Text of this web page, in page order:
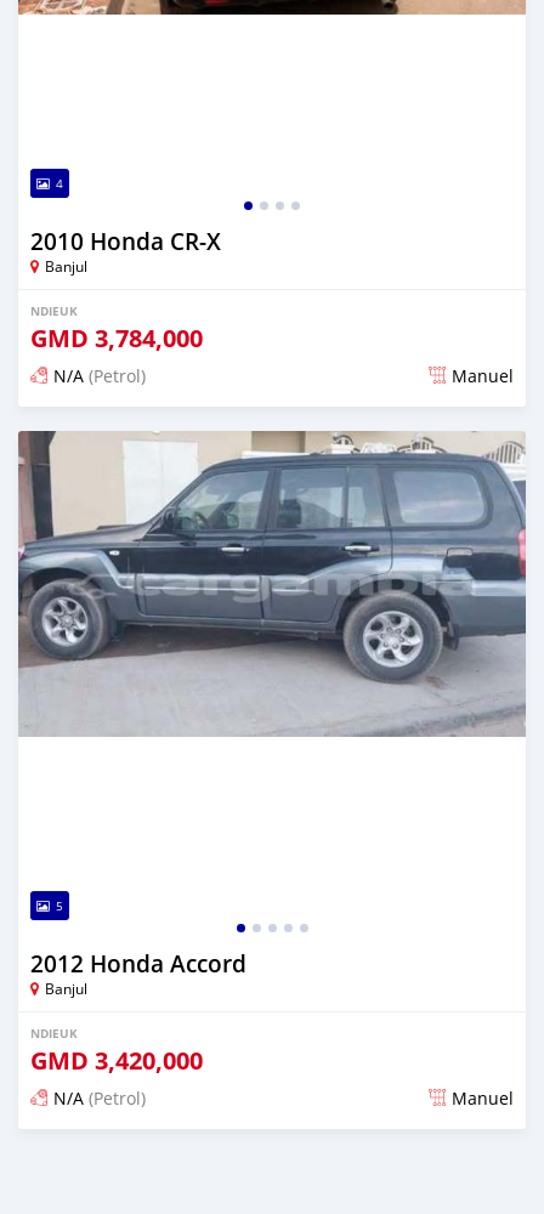
4
2010 Honda CR-X
Banjul
NDIEUK
GMD 3,784,000
N/A (Petrol) Manuel
Dougal na niou ko depuis 3 months
5
2012 Honda Accord
Banjul
NDIEUK
GMD 3,420,000
N/A (Petrol) Manuel